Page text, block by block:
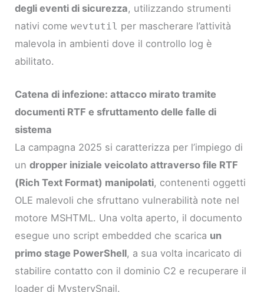
degli eventi di sicurezza, utilizzando strumenti
nativi comewevtutil per mascherare l’attività
malevola in ambienti dove il controllo log è
abilitato.
Catena di infezione: attacco mirato tramite
documenti RTF e sfruttamento delle falle di
sistema
La campagna 2025 si caratterizza per l’impiego di
undropper iniziale veicolato attraverso file RTF
(Rich Text Format) manipolati, contenenti oggetti
OLE malevoli che sfruttano vulnerabilità note nel
motore MSHTML. Una volta aperto, il documento
esegue uno script embedded che scarica un
primo stage PowerShell, a sua volta incaricato di
stabilire contatto con il dominio C2 e recuperare il
loader di MysterySnail.